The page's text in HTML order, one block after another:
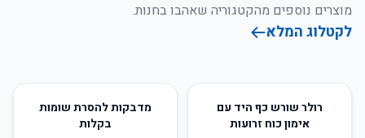
מוצרים נוספים מהקטגוריה שאהבו בחנות.
לקטלוג המלא
35רולר שורש כף היד עם
אימון כוח זרועות
41
מדבקות להסרת שומות
בקלות